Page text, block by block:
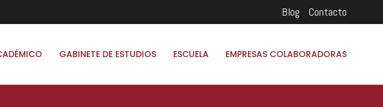
Blog Contacto
GABINETE DE ESTUDIOS ESCUELA EMPRESAS COLABORADORAS